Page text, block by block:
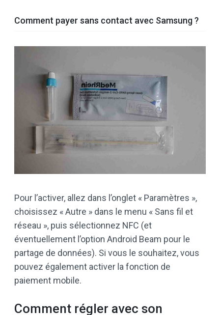
Comment payer sans contact avec Samsung ?
Pour l’activer, allez dans l’onglet « Paramètres »,
choisissez « Autre » dans le menu « Sans fil et
réseau », puis sélectionnez NFC (et
éventuellement l’option Android Beam pour le
partage de données). Si vous le souhaitez, vous
pouvez également activer la fonction de
paiement mobile.
Comment régler avec son